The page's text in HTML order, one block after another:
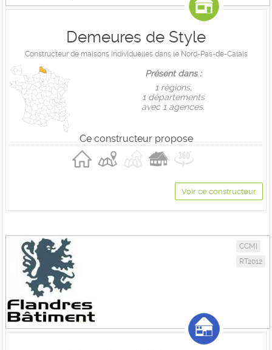
Demeures de Style
Constructeur de maisons individuelles dans le Nord-Pas-de-Calais
Présent dans :
1 règions,
1 départements
avec 1 agences.
Ce constructeur propose
Voir ce constructeur
CCMI
RT2012